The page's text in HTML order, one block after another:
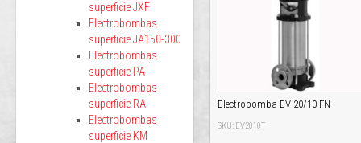
Electrobomba EV 20/10 FN
SKU: EV2010T
superficie JXF
Electrobombas
superficie JA150-300
Electrobombas
superficie PA
Electrobombas
superficie RA
Electrobombas
superficie KM